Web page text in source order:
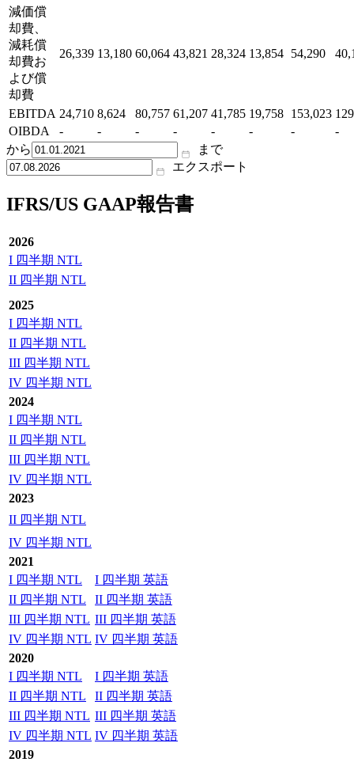
減価償
却費、
減耗償
却費お
よび償
却費
26,339 13,180 60,064 43,821 28,324 13,854 54,290
EBITDA 24,710 8,624 80,757 61,207 41,785 19,758 153,023
OIBDA
- - - - - - -
-
から
まで
エクスポート
IFRS/US GAAP報告書
2026
I 四半期 NTL
II 四半期 NTL
2025
I 四半期 NTL
II 四半期 NTL
III 四半期 NTL
IV 四半期 NTL
2024
I 四半期 NTL
II 四半期 NTL
III 四半期 NTL
IV 四半期 NTL
2023
II 四半期 NTL
IV 四半期 NTL
2021
I 四半期 NTL
I 四半期 英語
II 四半期 NTL
II 四半期 英語
III 四半期 NTL III 四半期 英語
IV 四半期 NTL IV 四半期 英語
2020
I 四半期 NTL
I 四半期 英語
II 四半期 NTL
II 四半期 英語
III 四半期 NTL III 四半期 英語
IV 四半期 NTL IV 四半期 英語
2019